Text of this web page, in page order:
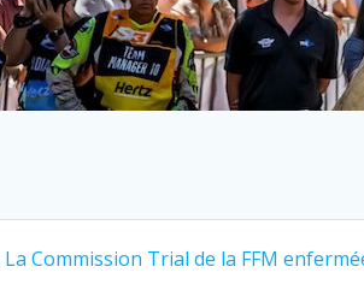
La Commission Trial de la FFM